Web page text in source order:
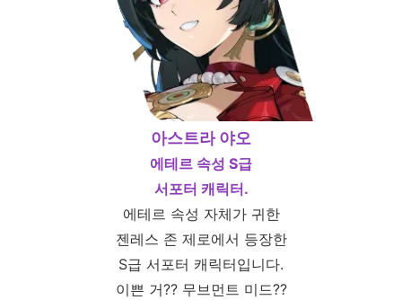
아스트라 야오
에테르 속성 S급
서포터 캐릭터.
에테르 속성 자체가 귀한
젠레스 존 제로에서 등장한
S급 서포터 캐릭터입니다.
이쁜 거?? 무브먼트 미드??